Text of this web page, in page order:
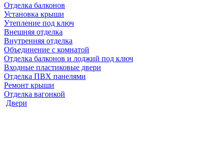
Отделка балконов
Установка крыши
Утепление под ключ
Внешняя отделка
Внутренняя отделка
Объединение с комнатой
Отделка балконов и лоджий под ключ
Входные пластиковые двери
Отделка ПВХ панелями
Ремонт крыши
Отделка вагонкой
Двери